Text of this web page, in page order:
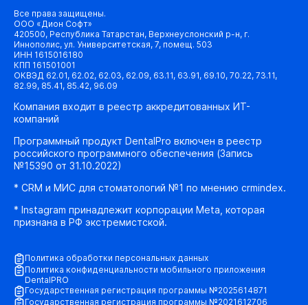
Все права защищены.
ООО «Дион Софт»
420500, Республика Татарстан, Верхнеуслонский р-н, г.
Иннополис, ул. Университетская, 7, помещ. 503
ИНН 1615016180
КПП 161501001
ОКВЭД 62.01, 62.02, 62.03, 62.09, 63.11, 63.91, 69.10, 70.22, 73.11,
82.99, 85.41, 85.42, 96.09
Компания входит в реестр аккредитованных ИТ-
компаний
Программный продукт DentalPro включен в реестр
российского программного обеспечения (Запись
№15390 от 31.10.2022)
* CRM и МИС для стоматологий №1 по мнению crmindex.
* Instagram принадлежит корпорации Meta, которая
признана в РФ экстремистской.
Политика обработки персональных данных
Политика конфиденциальности мобильного приложения
DentalPRO
Государственная регистрация программы №2025614871
Государственная регистрация программы №2021612706